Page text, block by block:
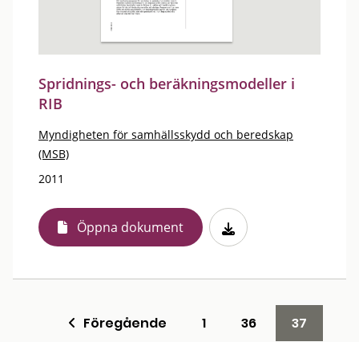
Spridnings- och beräkningsmodeller i
RIB
Myndigheten för samhällsskydd och beredskap
(MSB)
2011
Öppna dokument
Föregående 1 36
37